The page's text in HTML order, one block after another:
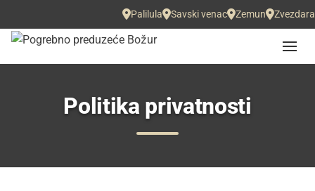
Palilula Savski venac Zemun Zvezdara
Politika privatnosti